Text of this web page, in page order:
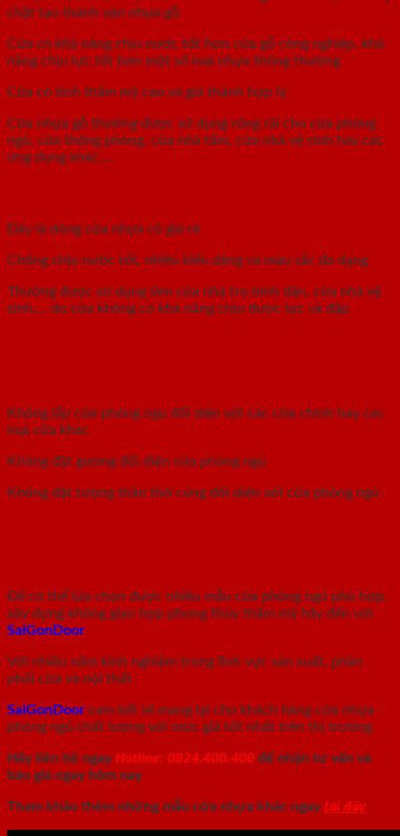
chặt tạo thành ván nhựa gỗ
Cửa có khả năng chịu nước tốt hơn cửa gỗ công nghiệp, khả
năng chịu lực tốt hơn một số loại nhựa thông thường
Cửa có tính thẩm mỹ cao và giá thành hợp lý
Cửa nhựa gỗ thường được sử dụng rông rãi cho cửa phòng
ngủ, cửa thông phòng, cửa nhà tắm, cửa nhà vệ sinh hay các
ứng dụng khác,…
Đây là dòng cửa nhựa có giá rẻ
Chống chịu nước tốt, nhiều kiểu dáng và màu sắc đa dạng
Thường được sử dụng làm cửa nhà trọ bình dân, cửa nhà vệ
sinh,… do cửa không có khả năng chịu được lực và đập
Không lắp cửa phòng ngủ đối diện với các cửa chính hay các
loại cửa khác
Không đặt gương đối diện cửa phòng ngủ
Không đặt tượng thần thờ cúng đối diện với cửa phòng ngủ
Để có thể lựa chọn được nhiều mẫu cửa phòng ngủ phù hợp,
xây dựng không gian hợp phong thủy thẩm mỹ hãy đến với
SaiGonDoor
Với nhiều năm kinh nghiệm trong lĩnh vực sản xuất, phân
phối cửa và nội thất
SaiGonDoor cam kết sẽ mang lại cho khách hàng cửa nhựa
phòng ngủ chất lượng với mức giá tốt nhất trên thị trường
Hãy liên hệ ngay Hotline: 0824.400.400 để nhận tư vấn và
báo giá ngay hôm nay
Tham khảo thêm những mẫu cửa nhựa khác ngay tại đây